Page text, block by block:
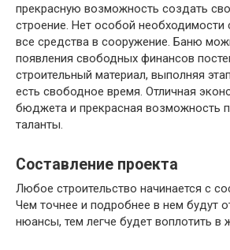
прекрасную возможность создать
строение. Нет особой необходимости
все средства в сооружение. Баню
появления свободных финансов
строительный материал, выполняя
есть свободное время. Отличная
бюджета и прекрасная возможность
таланты.
Составление проекта
Любое строительство начинается с
Чем точнее и подробнее в нем будут
нюансы, тем легче будет воплотить в